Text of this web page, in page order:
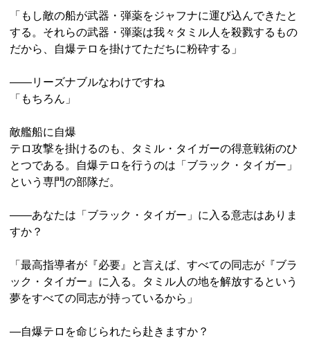
「もし敵の船が武器・弾薬をジャフナに運び込んできたと
する。それらの武器・弾薬は我々タミル人を殺戮するもの
だから、自爆テロを掛けてただちに粉砕する」
――リーズナブルなわけですね
「もちろん」
敵艦船に自爆
テロ攻撃を掛けるのも、タミル・タイガーの得意戦術のひ
とつである。自爆テロを行うのは「ブラック・タイガー」
という専門の部隊だ。
――あなたは「ブラック・タイガー」に入る意志はありま
すか？
「最高指導者が『必要』と言えば、すべての同志が『ブラ
ック・タイガー』に入る。タミル人の地を解放するという
夢をすべての同志が持っているから」
―自爆テロを命じられたら赴きますか？